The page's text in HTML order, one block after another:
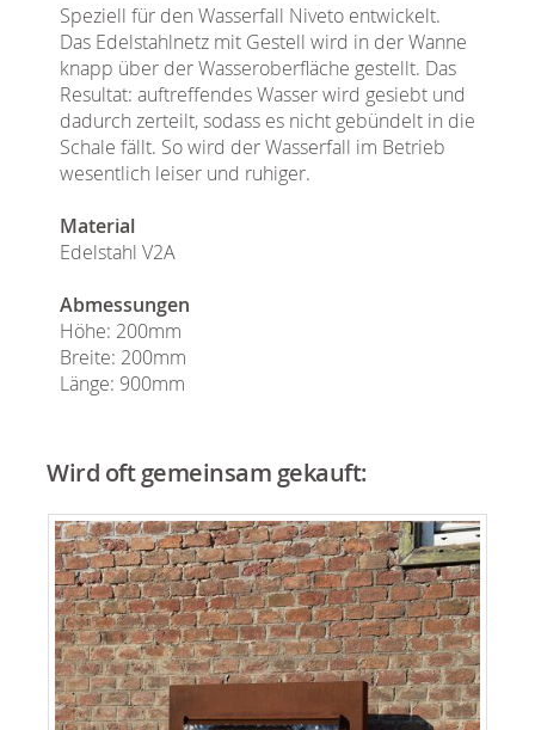
Speziell für den Wasserfall Niveto entwickelt.
Das Edelstahlnetz mit Gestell wird in der Wanne
knapp über der Wasseroberfläche gestellt. Das
Resultat: auftreffendes Wasser wird gesiebt und
dadurch zerteilt, sodass es nicht gebündelt in die
Schale fällt. So wird der Wasserfall im Betrieb
wesentlich leiser und ruhiger.
Material
Edelstahl V2A
Abmessungen
Höhe: 200mm
Breite: 200mm
Länge: 900mm
Wird oft gemeinsam gekauft: